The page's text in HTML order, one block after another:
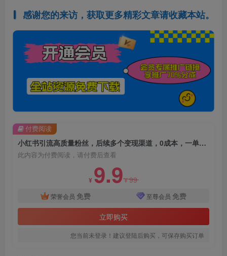
感谢您的来访，获取更多精彩文章请收藏本站。
小红书引流高质量粉丝，后续多个变现渠道，0成本，一单赚三位数【揭秘】
此内容为付费阅读，请付费后查看
¥ 9.9¥99
荣誉会员 免费 至尊会员 免费
立即购买
您当前未登录！建议登陆后购买，可保存购买订单
付费阅读